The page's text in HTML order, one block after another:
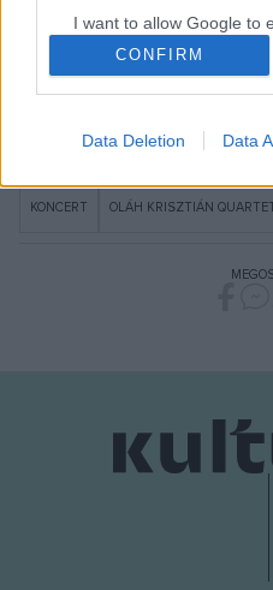
I want to allow Google to
related to personalization.
I want to allow Google to
functionality and fraud
CONFIRM
Data Deletion Data
mellett a november 20-i
támogatói jegyet váltani.
KONCERT OLÁH KRISZTIÁN